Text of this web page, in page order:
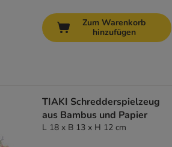
Zum Warenkorb
hinzufügen
TIAKI Schredderspielzeug
aus Bambus und Papier
L 18 x B 13 x H 12 cm